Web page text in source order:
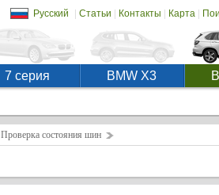
Русский | Статьи | Контакты | Карта|
7 серия BMW X3
Проверка состояния шин